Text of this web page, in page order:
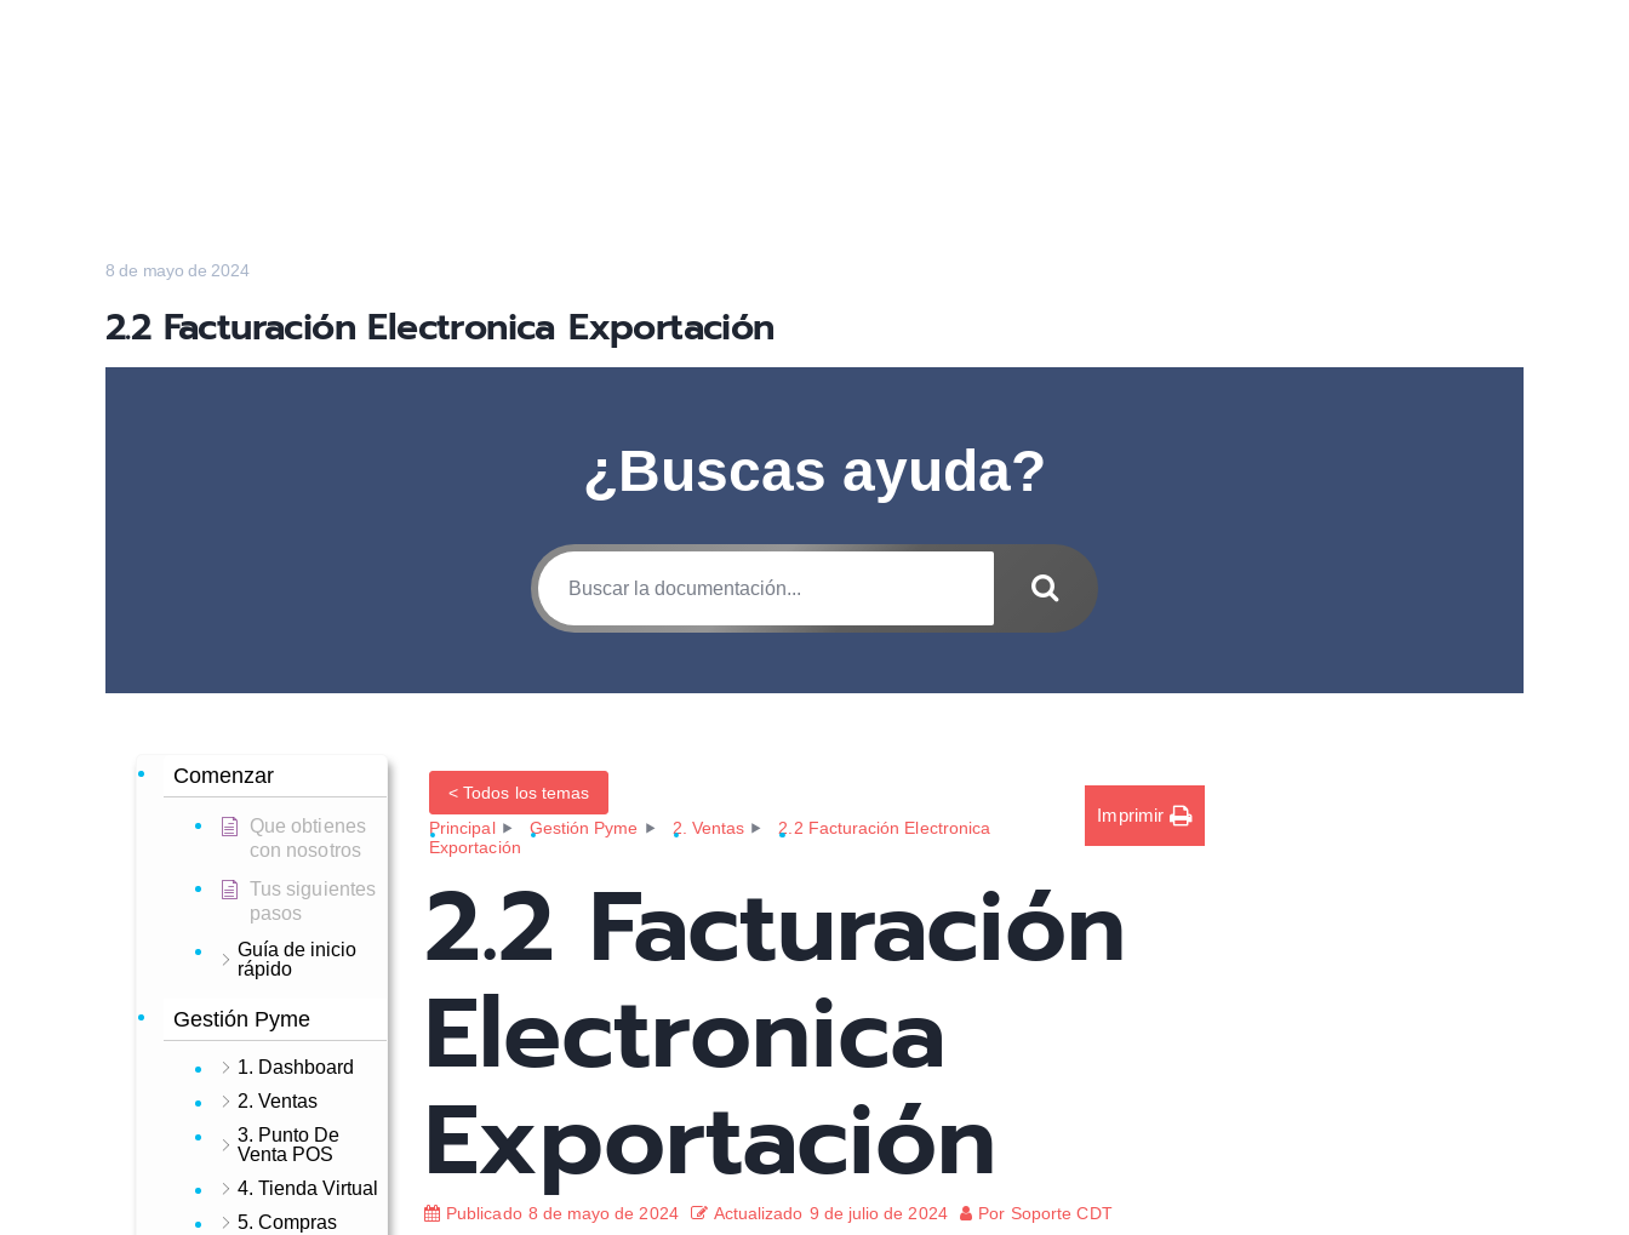
8 de mayo de 2024
2.2 Facturación Electronica Exportación
¿Buscas ayuda?
Comenzar
Que obtienes
con nosotros
Tus siguientes
pasos
Guía de inicio
rápido
Gestión Pyme
1. Dashboard
2. Ventas
3. Punto De
Venta POS
4. Tienda Virtual
5. Compras
< Todos los temas
Principal
Gestión Pyme 2. Ventas
2.2 Facturación Electronica
Exportación
Imprimir
2.2 Facturación
Electronica
Exportación
Publicado 8 de mayo de 2024 Actualizado 9 de julio de 2024 Por Soporte CDT